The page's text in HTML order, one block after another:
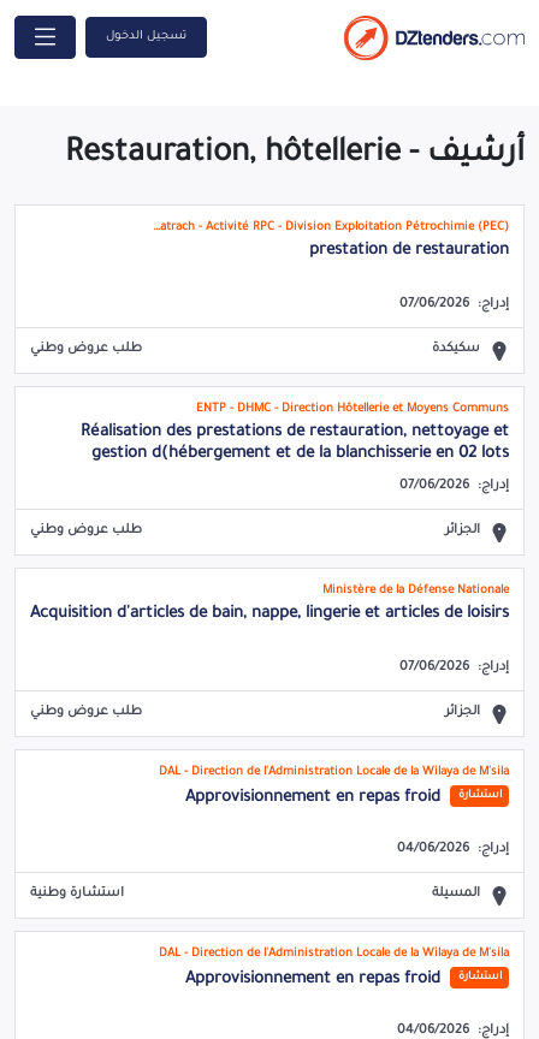
تسجيل الدخول
أرشيف - Restauration, hôtellerie
Sonatrach - Activité RPC - Division Exploitation Pétrochimie (PEC)
prestation de restauration
إدراج: 07/06/2026
سكيكدة طلب عروض وطني
ENTP - DHMC - Direction Hôtellerie et Moyens Communs
Réalisation des prestations de restauration, nettoyage et
gestion d(hébergement et de la blanchisserie en 02 lots
إدراج: 07/06/2026
الجزائر طلب عروض وطني
Ministère de la Défense Nationale
Acquisition d'articles de bain, nappe, lingerie et articles de loisirs
إدراج: 07/06/2026
الجزائر طلب عروض وطني
DAL - Direction de l'Administration Locale de la Wilaya de M'sila
استشارة Approvisionnement en repas froid
إدراج: 04/06/2026
المسيلة استشارة وطنية
DAL - Direction de l'Administration Locale de la Wilaya de M'sila
استشارة Approvisionnement en repas froid
إدراج: 04/06/2026